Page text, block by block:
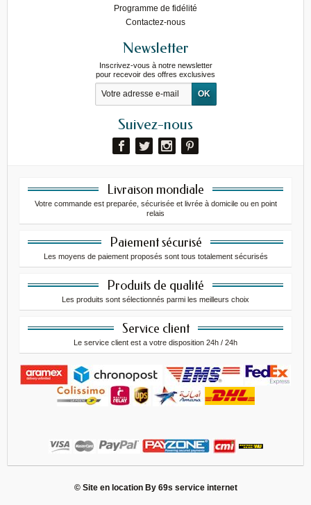
Programme de fidélité
Contactez-nous
Newsletter
Inscrivez-vous à notre newsletter
pour recevoir des offres exclusives
Suivez-nous
Livraison mondiale
Votre commande est preparée, sécurisée et livrée à domicile ou en point
relais
Paiement sécurisé
Les moyens de paiement proposés sont tous totalement sécurisés
Produits de qualité
Les produits sont sélectionnés parmi les meilleurs choix
Service client
Le service client est a votre disposition 24h / 24h
© Site en location By 69s service internet